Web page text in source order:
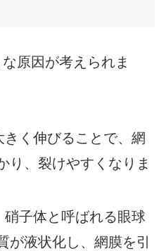
原因が考えられま
きく伸びることで、網
り、裂けやすくなりま
硝子体と呼ばれる眼球
が液状化し、網膜を引